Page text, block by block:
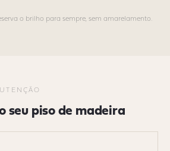
o brilho para sempre, sem amarelamento.
seu piso de madeira